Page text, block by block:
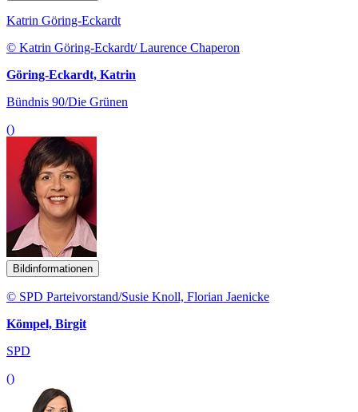
Katrin Göring-Eckardt
© Katrin Göring-Eckardt/ Laurence Chaperon
Göring-Eckardt, Katrin
Bündnis 90/Die Grünen
()
Bildinformationen
© SPD Parteivorstand/Susie Knoll, Florian Jaenicke
Kömpel, Birgit
SPD
()